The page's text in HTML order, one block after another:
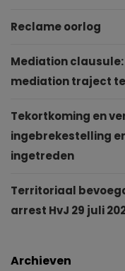
Reclame oorlog
Mediation
mediation traject
Tekortkoming en
ingebrekestelling
ingetreden
Territoriaal
arrest HvJ 29 juli
Archieven